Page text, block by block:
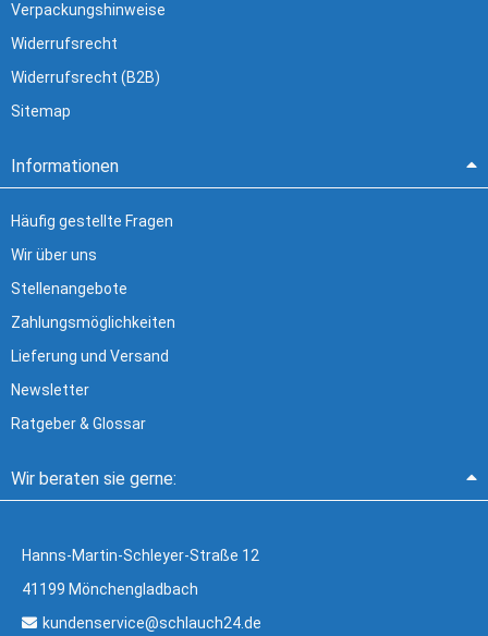
Verpackungshinweise
Widerrufsrecht
Widerrufsrecht (B2B)
Sitemap
Informationen
Häufig gestellte Fragen
Wir über uns
Stellenangebote
Zahlungsmöglichkeiten
Lieferung und Versand
Newsletter
Ratgeber & Glossar
Wir beraten sie gerne:
Hanns-Martin-Schleyer-Straße 12
41199 Mönchengladbach
kundenservice@schlauch24.de